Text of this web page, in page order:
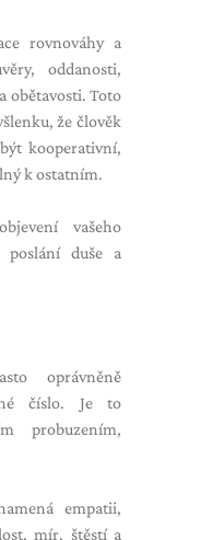
rovnováhy a
oddanosti,
obětavosti. Toto
že člověk
kooperativní,
k ostatním.
vašeho
duše a
oprávněně
číslo. Je to
probuzením,
empatii,
mír, štěstí a